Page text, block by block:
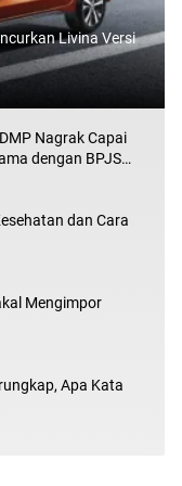
Livina Versi
Nagrak Capai
dengan BPJS
dan Cara
Mengimpor
Apa Kata